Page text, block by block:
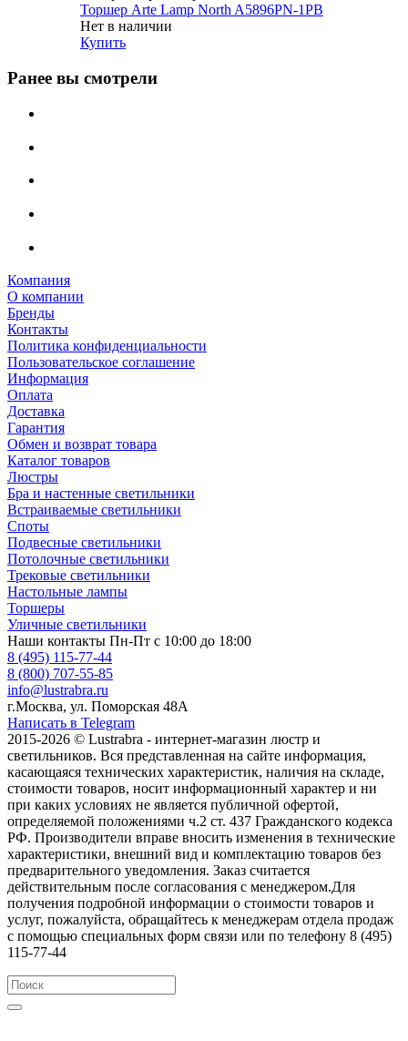
Торшер Arte Lamp North A5896PN-1PB
Нет в наличии
Купить
Ранее вы смотрели
Компания
О компании
Бренды
Контакты
Политика конфиденциальности
Пользовательское соглашение
Информация
Оплата
Доставка
Гарантия
Обмен и возврат товара
Каталог товаров
Люстры
Бра и настенные светильники
Встраиваемые светильники
Споты
Подвесные светильники
Потолочные светильники
Трековые светильники
Настольные лампы
Торшеры
Уличные светильники
Наши контакты Пн-Пт с 10:00 до 18:00
8 (495) 115-77-44
8 (800) 707-55-85
info@lustrabra.ru
г.Москва, ул. Поморская 48А
Написать в Telegram
2015-2026 © Lustrabra - интернет-магазин люстр и
светильников. Вся представленная на сайте информация,
касающаяся технических характеристик, наличия на складе,
стоимости товаров, носит информационный характер и ни
при каких условиях не является публичной офертой,
определяемой положениями ч.2 ст. 437 Гражданского кодекса
РФ. Производители вправе вносить изменения в технические
характеристики, внешний вид и комплектацию товаров без
предварительного уведомления. Заказ считается
действительным после согласования с менеджером.Для
получения подробной информации о стоимости товаров и
услуг, пожалуйста, обращайтесь к менеджерам отдела продаж
с помощью специальных форм связи или по телефону 8 (495)
115-77-44